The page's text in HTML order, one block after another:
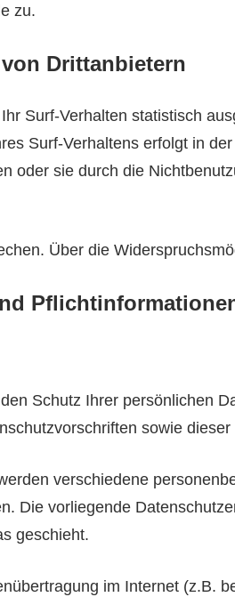
zu.
Drittanbietern
Surf-Verhalten statistisch
Surf-Verhaltens erfolgt in
oder sie durch die
Über die
Schutz Ihrer persönlichen
sowie
verschiedene
Die vorliegende
geschieht.
im Internet (z.B.